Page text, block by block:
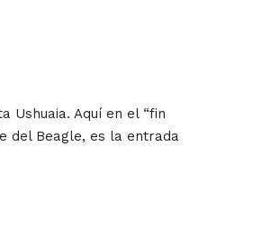
Ushuaia. Aquí en el “fin
del Beagle, es la entrada